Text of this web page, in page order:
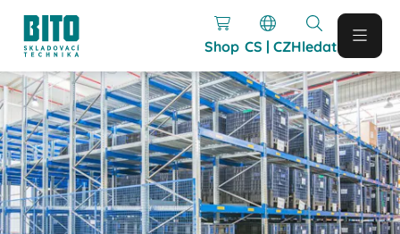
Shop CS | CZHledat